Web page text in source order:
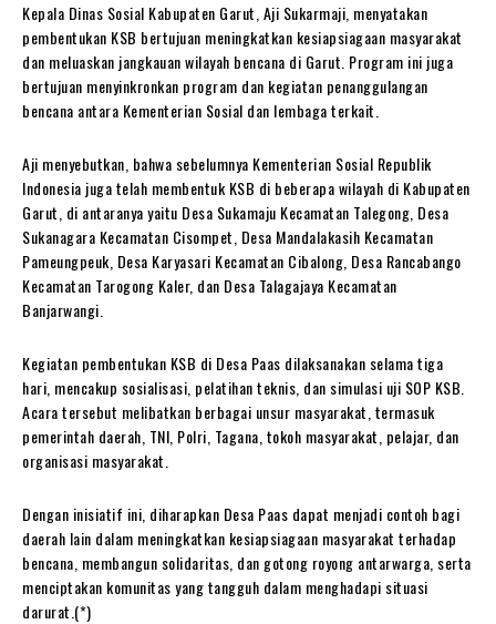
Kepala Dinas Sosial Kabupaten Garut, Aji Sukarmaji, menyatakan
pembentukan KSB bertujuan meningkatkan kesiapsiagaan masyarakat
dan meluaskan jangkauan wilayah bencana di Garut. Program ini juga
bertujuan menyinkronkan program dan kegiatan penanggulangan
bencana antara Kementerian Sosial dan lembaga terkait.
Aji menyebutkan, bahwa sebelumnya Kementerian Sosial Republik
Indonesia juga telah membentuk KSB di beberapa wilayah di Kabupaten
Garut, di antaranya yaitu Desa Sukamaju Kecamatan Talegong, Desa
Sukanagara Kecamatan Cisompet, Desa Mandalakasih Kecamatan
Pameungpeuk, Desa Karyasari Kecamatan Cibalong, Desa Rancabango
Kecamatan Tarogong Kaler, dan Desa Talagajaya Kecamatan
Banjarwangi.
Kegiatan pembentukan KSB di Desa Paas dilaksanakan selama tiga
hari, mencakup sosialisasi, pelatihan teknis, dan simulasi uji SOP KSB.
Acara tersebut melibatkan berbagai unsur masyarakat, termasuk
pemerintah daerah, TNI, Polri, Tagana, tokoh masyarakat, pelajar, dan
organisasi masyarakat.
Dengan inisiatif ini, diharapkan Desa Paas dapat menjadi contoh bagi
daerah lain dalam meningkatkan kesiapsiagaan masyarakat terhadap
bencana, membangun solidaritas, dan gotong royong antarwarga, serta
menciptakan komunitas yang tangguh dalam menghadapi situasi
darurat.(*)